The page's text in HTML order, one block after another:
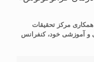
مرکز تحقیقات
و آموزشی خود، کنفرانس